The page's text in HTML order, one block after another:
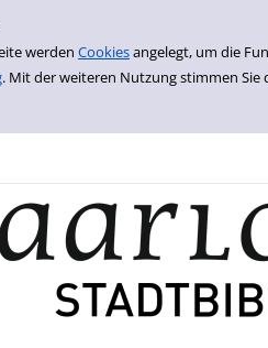
werden Cookiesangelegt, um die
. Mit der weiteren Nutzung stimmen Sie